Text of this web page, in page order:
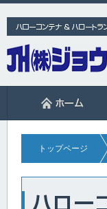
トップページ